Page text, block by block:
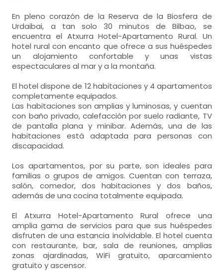
En pleno corazón de la Reserva de la Biosfera de
Urdaibai, a tan solo 30 minutos de Bilbao, se
encuentra el Atxurra Hotel-Apartamento Rural. Un
hotel rural con encanto que ofrece a sus huéspedes
un alojamiento confortable y unas vistas
espectaculares al mar y a la montaña.
El hotel dispone de 12 habitaciones y 4 apartamentos
completamente equipados.
Las habitaciones son amplias y luminosas, y cuentan
con baño privado, calefacción por suelo radiante, TV
de pantalla plana y minibar. Además, una de las
habitaciones está adaptada para personas con
discapacidad.
Los apartamentos, por su parte, son ideales para
familias o grupos de amigos. Cuentan con terraza,
salón, comedor, dos habitaciones y dos baños,
además de una cocina totalmente equipada.
El Atxurra Hotel-Apartamento Rural ofrece una
amplia gama de servicios para que sus huéspedes
disfruten de una estancia inolvidable. El hotel cuenta
con restaurante, bar, sala de reuniones, amplias
zonas ajardinadas, WiFi gratuito, aparcamiento
gratuito y ascensor.